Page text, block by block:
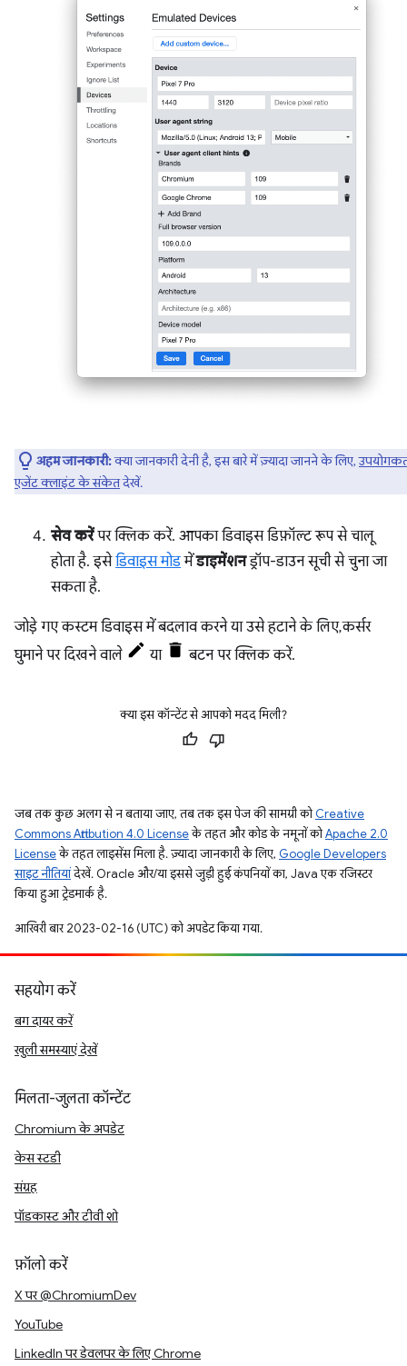
अहम जानकारी:क्या जानकारी देनी है, इस बारे में ज़्यादा जानने के लिए,
एजेंट क्लाइंट के संकेतदेखें.
सेव करेंपर क्लिक करें. आपका डिवाइस डिफ़ॉल्ट रूप से चालू
होता है. इसेडिवाइस मोडमेंडाइमेंशनड्रॉप-डाउन सूची से चुना जा
सकता है.
जोड़े गए कस्टम डिवाइस में बदलाव करने या उसे हटाने के लिए, कर्सर
घुमाने पर दिखने वाले
या बटन पर क्लिक करें.
क्या इस कॉन्टेंट से आपको मदद मिली?
जब तक कुछ अलग से न बताया जाए, तब तक इस पेज की सामग्री कोCreative
Commons Attribution 4.0 Licenseके तहत और कोड के नमूनों कोApache 2.0
Licenseके तहत लाइसेंस मिला है. ज़्यादा जानकारी के लिए, Google Developers
साइट नीतियांदेखें. Oracle और/या इससे जुड़ी हुई कंपनियों का, Java एक रजिस्टर
किया हुआ ट्रेडमार्क है.
आखिरी बार 2023-02-16 (UTC) को अपडेट किया गया.
सहयोग करें
बग दायर करें
खुली समस्याएं देखें
मिलता-जुलता कॉन्टेंट
Chromium के अपडेट
केस स्टडी
संग्रह
पॉडकास्ट और टीवी शो
फ़ॉलो करें
X पर @ChromiumDev
YouTube
LinkedIn पर डेवलपर के लिए Chrome